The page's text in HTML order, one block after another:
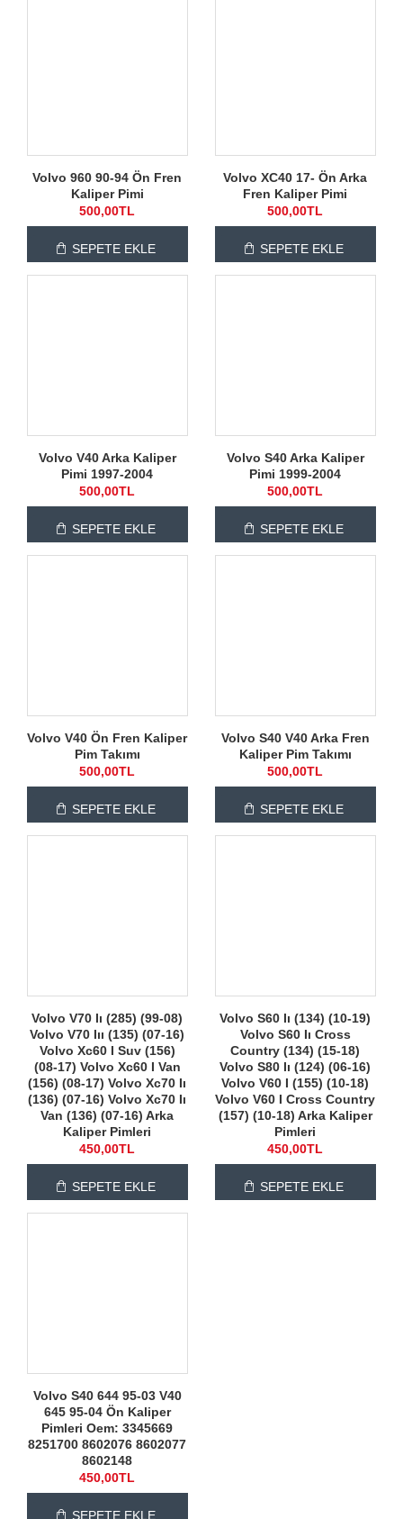
Volvo 960 90-94 Ön Fren
Kaliper Pimi
500,00TL
SEPETE EKLE
Volvo XC40 17- Ön Arka
Fren Kaliper Pimi
500,00TL
SEPETE EKLE
Volvo V40 Arka Kaliper
Pimi 1997-2004
500,00TL
SEPETE EKLE
Volvo S40 Arka Kaliper
Pimi 1999-2004
500,00TL
SEPETE EKLE
Volvo V40 Ön Fren Kaliper
Pim Takımı
500,00TL
SEPETE EKLE
Volvo S40 V40 Arka Fren
Kaliper Pim Takımı
500,00TL
SEPETE EKLE
Volvo V70 Iı (285) (99-08)
Volvo V70 Iıı (135) (07-16)
Volvo Xc60 I Suv (156)
(08-17) Volvo Xc60 I Van
(156) (08-17) Volvo Xc70 Iı
(136) (07-16) Volvo Xc70 Iı
Van (136) (07-16) Arka
Kaliper Pimleri
450,00TL
SEPETE EKLE
Volvo S60 Iı (134) (10-19)
Volvo S60 Iı Cross
Country (134) (15-18)
Volvo S80 Iı (124) (06-16)
Volvo V60 I (155) (10-18)
Volvo V60 I Cross Country
(157) (10-18) Arka Kaliper
Pimleri
450,00TL
SEPETE EKLE
Volvo S40 644 95-03 V40
645 95-04 Ön Kaliper
Pimleri Oem: 3345669
8251700 8602076 8602077
8602148
450,00TL
SEPETE EKLE